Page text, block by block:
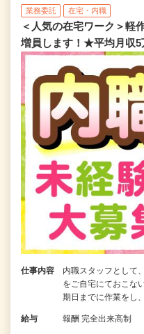
業務委託 在宅・内職
＜人気の在宅ワーク＞軽
増員します！★平均月収5
仕事内容
内職スタッフとして
をご自宅にておこな
期日までに作業をし
給与 報酬 完全出来高制